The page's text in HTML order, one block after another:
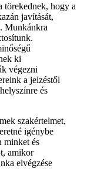
törekednek, hogy a
javítását,
Munkánkra
ki
végezni
a jelzéstől
és
szakértelmet,
igénybe
minket és
amikor
elvégzése